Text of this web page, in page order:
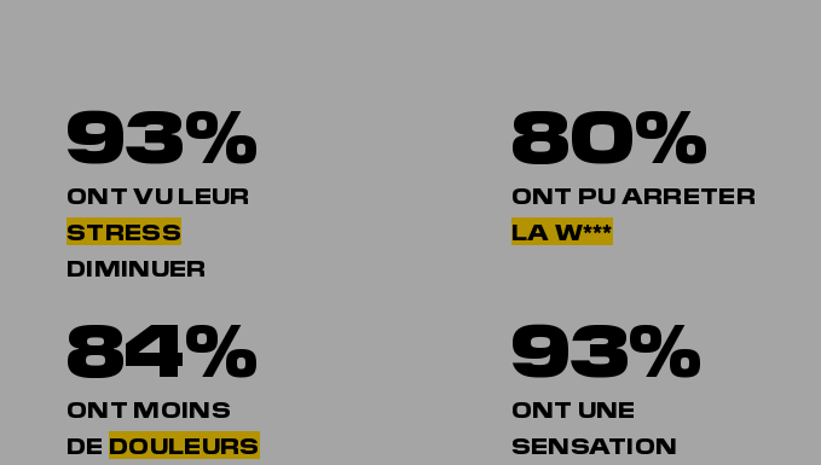
93%
ONT VU LEUR
STRESS
DIMINUER
80%
ONT PU ARRETER
LA W***
84%
ONT MOINS
DE DOULEURS
93%
ONT UNE
SENSATION